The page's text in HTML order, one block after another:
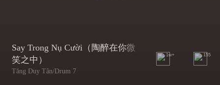
Say Trong Nụ Cười（陶醉在你微
笑之中）
Tăng Duy Tân/Drum 7
1w+ 155